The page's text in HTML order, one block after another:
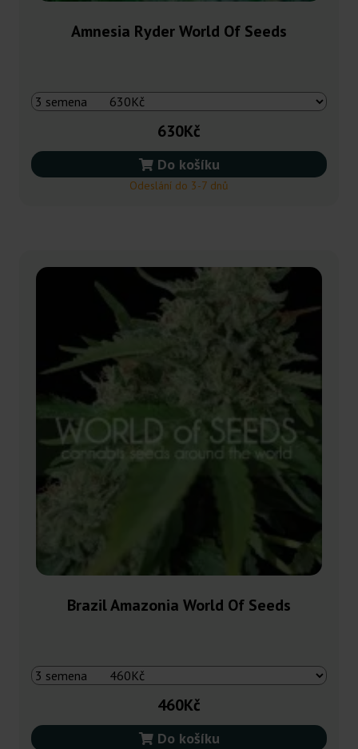
Amnesia Ryder World Of Seeds
630Kč
Do košíku
Odeslání do 3-7 dnů
Brazil Amazonia World Of Seeds
460Kč
Do košíku